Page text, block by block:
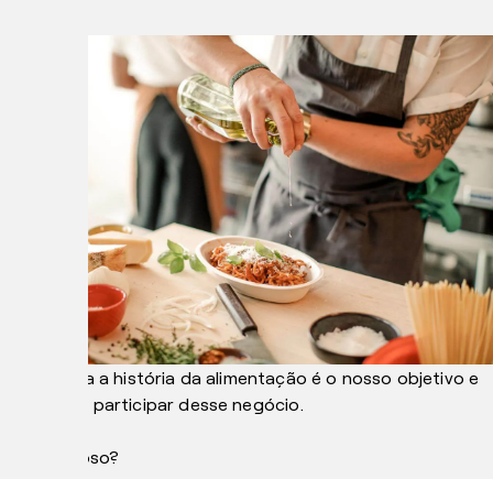
Entrar para a história da alimentação é o nosso objetivo e
você pode participar desse negócio.
Ficou curioso?